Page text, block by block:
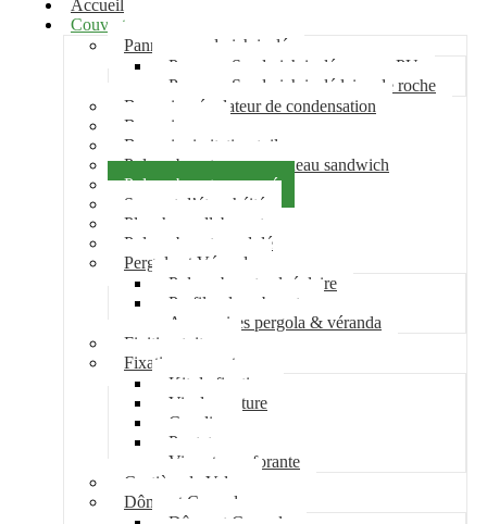
Accueil
Couverture
Panneau sandwich isolé
Panneau Sandwich isolé mousse PU
Panneau Sandwich isolé laine de roche
Bac acier régulateur de condensation
Bac acier sec
Bac acier imitation tuile
Polycarbonate pour panneau sandwich
Polycarbonate nervuré
Support d’étanchéité
Plancher collaborant
Polycarbonate ondulé
Pergola et Véranda
Polycarbonate alvéolaire
Profil polycarbonate
Accessoires pergola & véranda
Finition toiture
Fixation couverture
Kit de fixation
Vis de couture
Cavalier
Pontet
Vis auto-perforante
Costière de Velux
Dôme et Coupole